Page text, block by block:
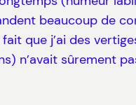
beaucoup de
que j’ai des
n’avait sûrement